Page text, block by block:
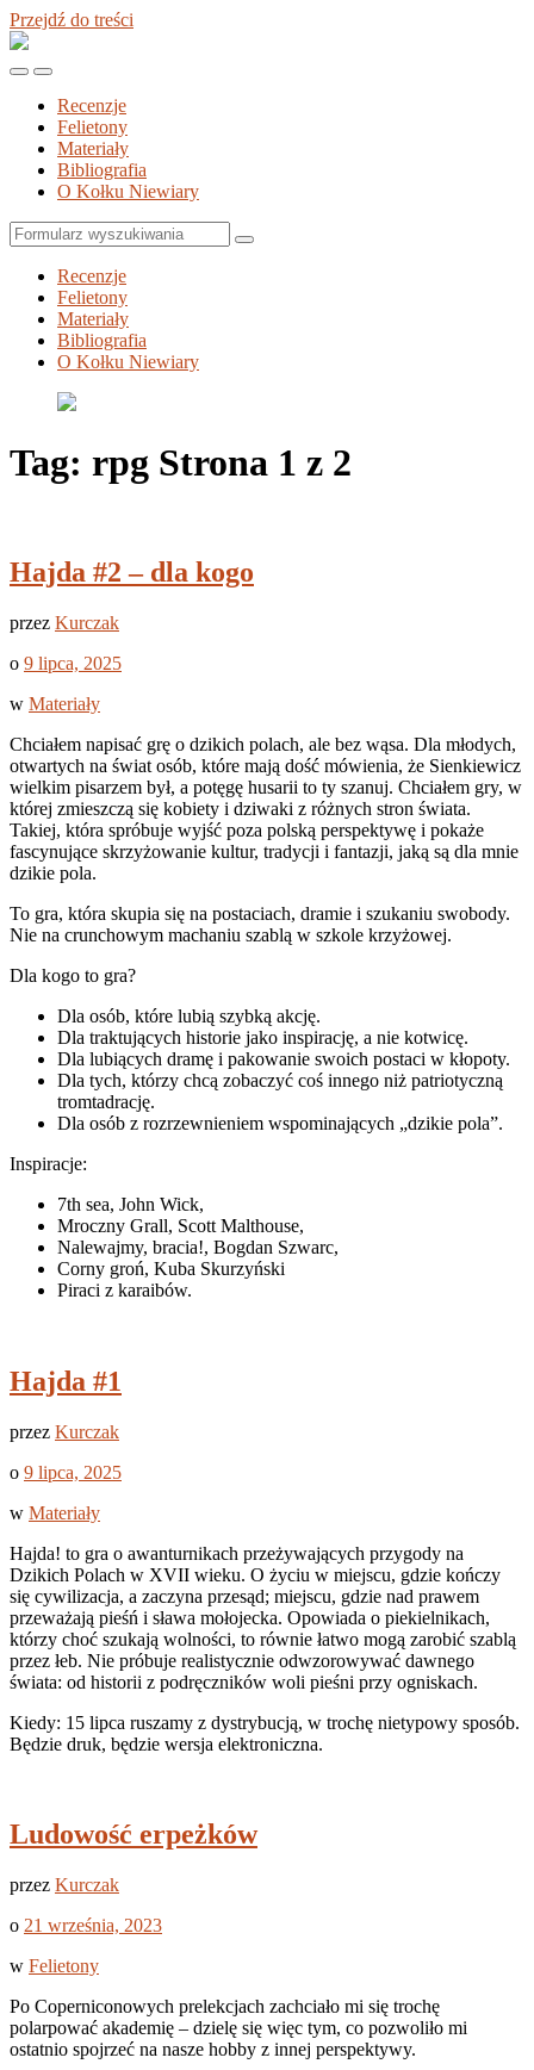
Przejdź do treści
Kołek
Przełącz
mobilne
Przełącz
pole
wyszukiwania
Recenzje
Felietony
Materiały
Bibliografia
O Kołku Niewiary
Szukaj
Recenzje
Felietony
Materiały
Bibliografia
O Kołku Niewiary
Tag: rpg Strona 1 z 2
Hajda #2 – dla kogo
przez Kurczak
o 9 lipca, 2025
w Materiały
Chciałem napisać grę o dzikich polach, ale bez wąsa. Dla młodych,
otwartych na świat osób, które mają dość mówienia, że Sienkiewicz
wielkim pisarzem był, a potęgę husarii to ty szanuj. Chciałem gry, w
której zmieszczą się kobiety i dziwaki z różnych stron świata.
Takiej, która spróbuje wyjść poza polską perspektywę i pokaże
fascynujące skrzyżowanie kultur, tradycji i fantazji, jaką są dla mnie
dzikie pola.
To gra, która skupia się na postaciach, dramie i szukaniu swobody.
Nie na crunchowym machaniu szablą w szkole krzyżowej.
Dla kogo to gra?
Dla osób, które lubią szybką akcję.
Dla traktujących historie jako inspirację, a nie kotwicę.
Dla lubiących dramę i pakowanie swoich postaci w kłopoty.
Dla tych, którzy chcą zobaczyć coś innego niż patriotyczną
tromtadrację.
Dla osób z rozrzewnieniem wspominających „dzikie pola”.
Inspiracje:
7th sea, John Wick,
Mroczny Grall, Scott Malthouse,
Nalewajmy, bracia!, Bogdan Szwarc,
Corny groń, Kuba Skurzyński
Piraci z karaibów.
Hajda #1
przez Kurczak
o 9 lipca, 2025
w Materiały
Hajda! to gra o awanturnikach przeżywających przygody na
Dzikich Polach w XVII wieku. O życiu w miejscu, gdzie kończy
się cywilizacja, a zaczyna przesąd; miejscu, gdzie nad prawem
przeważają pieśń i sława mołojecka. Opowiada o piekielnikach,
którzy choć szukają wolności, to równie łatwo mogą zarobić szablą
przez łeb. Nie próbuje realistycznie odwzorowywać dawnego
świata: od historii z podręczników woli pieśni przy ogniskach.
Kiedy: 15 lipca ruszamy z dystrybucją, w trochę nietypowy sposób.
Będzie druk, będzie wersja elektroniczna.
Ludowość erpeżków
przez Kurczak
o 21 września, 2023
w Felietony
Po Coperniconowych prelekcjach zachciało mi się trochę
polarpować akademię – dzielę się więc tym, co pozwoliło mi
ostatnio spojrzeć na nasze hobby z innej perspektywy.